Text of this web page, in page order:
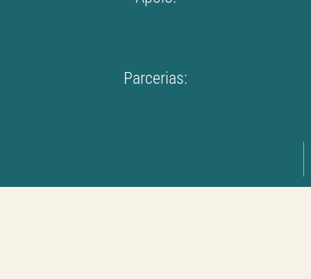
Parcerias: